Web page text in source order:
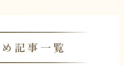
記事一覧